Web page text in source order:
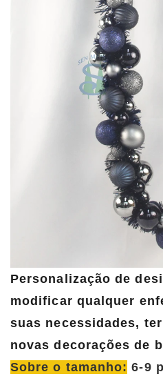
Personalização de
modificar qualquer
suas necessidades,
novas decorações de
Sobre o tamanho: 6-9